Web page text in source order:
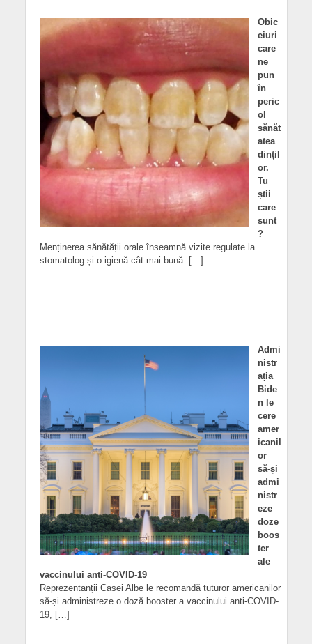
Obic
eiuri
care
ne
pun
în
peric
ol
sănăt
atea
dințil
or.
Tu
știi
care
sunt
?
Menținerea sănătății orale înseamnă vizite regulate la
stomatolog și o igienă cât mai bună. […]
Admi
nistr
ația
Bide
n le
cere
amer
icanil
or
să-și
admi
nistr
eze
doze
boos
ter
ale
vaccinului anti-COVID-19
Reprezentanții Casei Albe le recomandă tuturor americanilor
să-și administreze o doză booster a vaccinului anti-COVID-
19, […]